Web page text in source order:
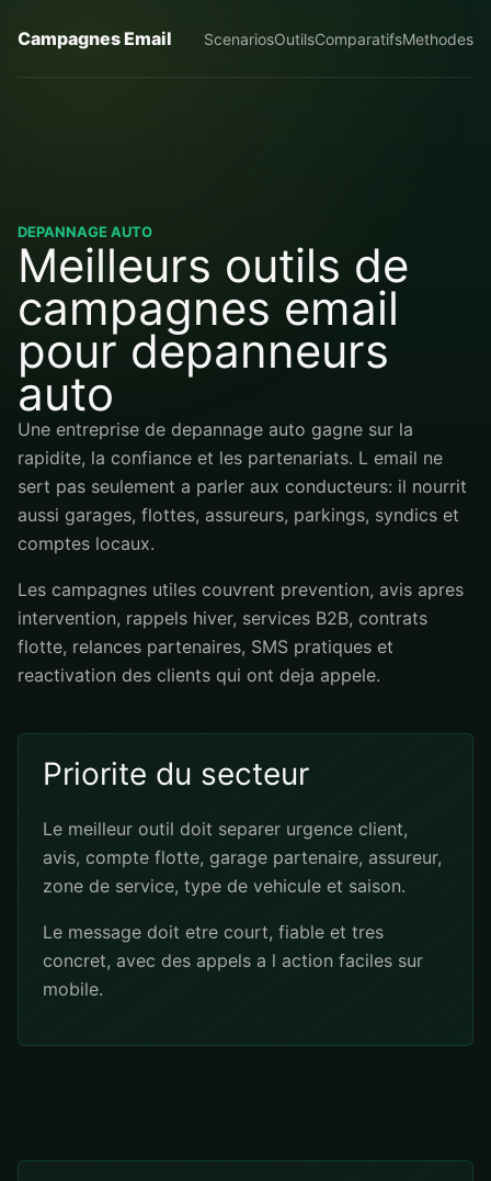
Campagnes Email ScenariosOutilsComparatifsMethodes
DEPANNAGE AUTO
Meilleurs outils de
campagnes email
pour depanneurs
auto
Une entreprise de depannage auto gagne sur la
rapidite, la confiance et les partenariats. L email ne
sert pas seulement a parler aux conducteurs: il nourrit
aussi garages, flottes, assureurs, parkings, syndics et
comptes locaux.
Les campagnes utiles couvrent prevention, avis apres
intervention, rappels hiver, services B2B, contrats
flotte, relances partenaires, SMS pratiques et
reactivation des clients qui ont deja appele.
Priorite du secteur
Le meilleur outil doit separer urgence client,
avis, compte flotte, garage partenaire, assureur,
zone de service, type de vehicule et saison.
Le message doit etre court, fiable et tres
concret, avec des appels a l action faciles sur
mobile.